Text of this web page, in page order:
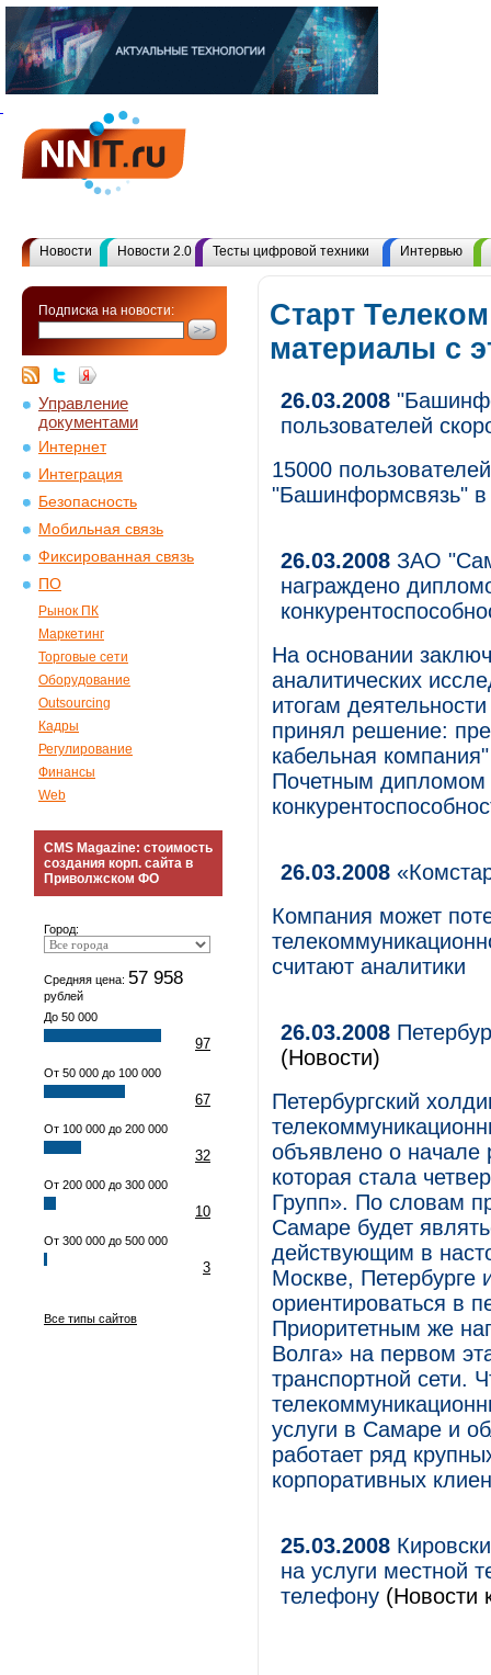
Новости Новости 2.0 Тесты цифровой техники Интервью
Подписка на новости:
Управление
документами
Интернет
Интеграция
Безопасность
Мобильная связь
Фиксированная связь
ПО
Рынок ПК
Маркетинг
Торговые сети
Оборудование
Outsourcing
Кадры
Регулирование
Финансы
Web
CMS Magazine: стоимость
создания корп. сайта в
Приволжском ФО
Город:
Средняя цена: 57 958
рублей
До 50 000
97
От 50 000 до 100 000
67
От 100 000 до 200 000
32
От 200 000 до 300 000
10
От 300 000 до 500 000
3
Все типы сайтов
Старт
материалы с
26.03.2008
пользователей
15000
"Башинформсвязь"
26.03.2008 ЗАО
награждено
На основании
аналитических
итогам
принял решение:
кабельная
Почетным дипломом
26.03.2008
Компания может
считают аналитики
26.03.2008
(Новости)
Петербургский
объявлено о начале
которая стала
Групп». По словам
Самаре будет
действующим в
Москве, Петербурге
ориентироваться в
Приоритетным же
Волга» на первом
транспортной сети.
услуги в Самаре и
работает ряд
корпоративных
25.03.2008
на услуги местной
телефону (Новости